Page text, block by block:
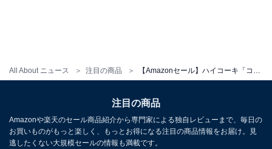
All About ニュース 注目の商品
【Amazon.co.jp限定】HiKOKI(ハイコーキ) 18V充電式ク
リーナー R18DC(S)(MAB) + クリーナースタンド セット
注目の商品
Amazonや楽天のセール商品紹介から専門家による独自レビューまで、毎日の
お買いものがもっと楽しく、もっとお得になる注目の商品情報をお届け。見
逃したくない大規模セールの情報も満載です。